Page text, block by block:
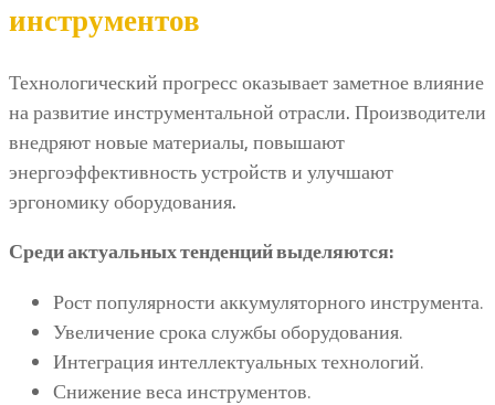
инструментов
Технологический прогресс оказывает заметное влияние
на развитие инструментальной отрасли. Производители
внедряют новые материалы, повышают
энергоэффективность устройств и улучшают
эргономику оборудования.
Среди актуальных тенденций выделяются:
Рост популярности аккумуляторного инструмента.
Увеличение срока службы оборудования.
Интеграция интеллектуальных технологий.
Снижение веса инструментов.